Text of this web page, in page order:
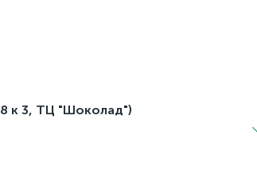
к 3, ТЦ "Шоколад")